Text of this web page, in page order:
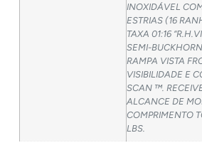
INOXIDÁVEL
ESTRIAS (16
TAXA 01:16
SEMI-
RAMPA VISTA
VISIBILIDADE E
SCAN ™.
ALCANCE DE
COMPRIMENTO
LBS.